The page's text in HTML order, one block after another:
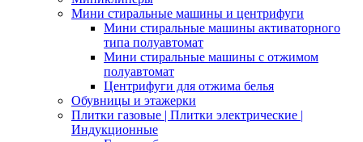
Мини стиральные машины и центрифуги
Мини стиральные машины активаторного
типа полуавтомат
Мини стиральные машины с отжимом
полуавтомат
Центрифуги для отжима белья
Обувницы и этажерки
Плитки газовые | Плитки электрические |
Индукционные